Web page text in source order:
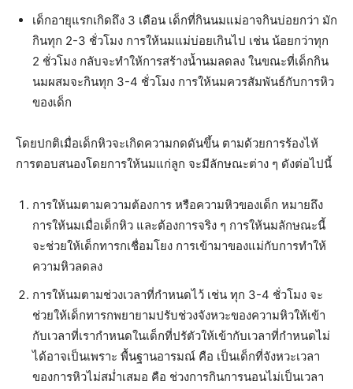
เด็กอายุแรกเกิดถึง 3 เดือน เด็กที่กินนมแม่อาจกินบ่อยกว่า มัก
กินทุก 2-3 ชั่วโมง การให้นมแม่บ่อยเกินไป เช่น น้อยกว่าทุก
2 ชั่วโมง กลับจะทำให้การสร้างน้ำนมลดลง ในขณะที่เด็กกิน
นมผสมจะกินทุก 3-4 ชั่วโมง การให้นมควรสัมพันธ์กับการหิว
ของเด็ก
โดยปกติเมื่อเด็กหิวจะเกิดความกดดันขึ้น ตามด้วยการร้องไห้
การตอบสนองโดยการให้นมแก่ลูก จะมีลักษณะต่าง ๆ ดังต่อไปนี้
การให้นมตามความต้องการ หรือความหิวของเด็ก หมายถึง
การให้นมเมื่อเด็กหิว และต้องการจริง ๆ การให้นมลักษณะนี้
จะช่วยให้เด็กทารกเชื่อมโยง การเข้ามาของแม่กับการทำให้
ความหิวลดลง
การให้นมตามช่วงเวลาที่กำหนดไว้ เช่น ทุก 3-4 ชั่วโมง จะ
ช่วยให้เด็กทารกพยายามปรับช่วงจังหวะของความหิวให้เข้า
กับเวลาที่เรากำหนดในเด็กที่ปรัตัวให้เข้ากับเวลาที่กำหนดไม่
ได้อาจเป็นเพราะ พื้นฐานอารมณ์ คือ เป็นเด็กที่จังหวะเวลา
ของการหิวไม่สม่ำเสมอ คือ ช่วงการกินการนอนไม่เป็นเวลา